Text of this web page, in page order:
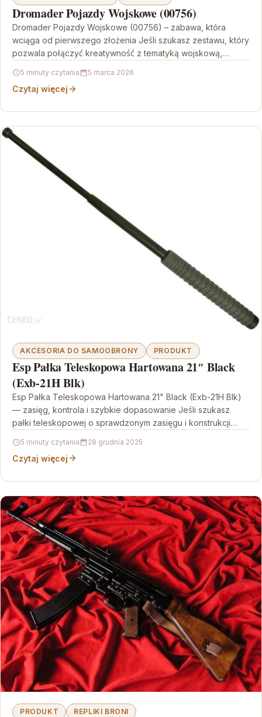
Dromader Pojazdy Wojskowe (00756)
Dromader Pojazdy Wojskowe (00756) – zabawa, która
wciąga od pierwszego złożenia Jeśli szukasz zestawu, który
pozwala połączyć kreatywność z tematyką wojskową,
5 minuty czytania 5 marca 2026
Czytaj więcej
AKCESORIA DO SAMOOBRONY PRODUKT
Esp Pałka Teleskopowa Hartowana 21″ Black
(Exb-21H Blk)
Esp Pałka Teleskopowa Hartowana 21" Black (Exb-21H Blk)
— zasięg, kontrola i szybkie dopasowanie Jeśli szukasz
pałki teleskopowej o sprawdzonym zasięgu i konstrukcji
5 minuty czytania 28 grudnia 2025
Czytaj więcej
PRODUKT REPLIKI BRONI